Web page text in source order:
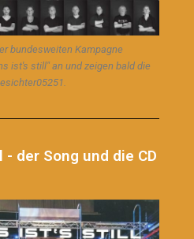
bundesweiten Kampagne
ist's still" an und zeigen bald die
der Song und die CD